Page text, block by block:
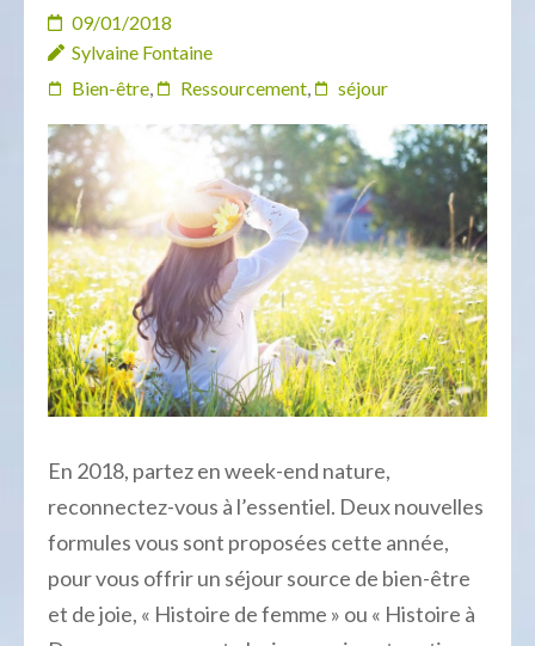
09/01/2018
Sylvaine Fontaine
Bien-être, Ressourcement, séjour
En 2018, partez en week-end nature,
reconnectez-vous à l’essentiel. Deux nouvelles
formules vous sont proposées cette année,
pour vous offrir un séjour source de bien-être
et de joie, « Histoire de femme » ou « Histoire à